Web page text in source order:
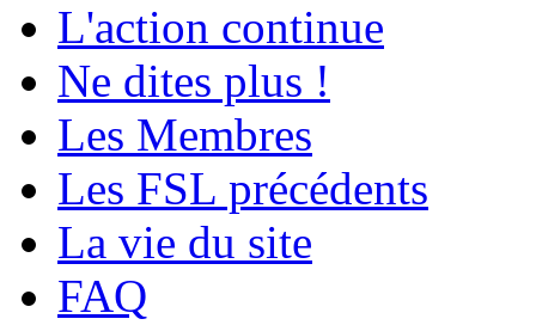
L'action continue
Ne dites plus !
Les Membres
Les FSL précédents
La vie du site
FAQ